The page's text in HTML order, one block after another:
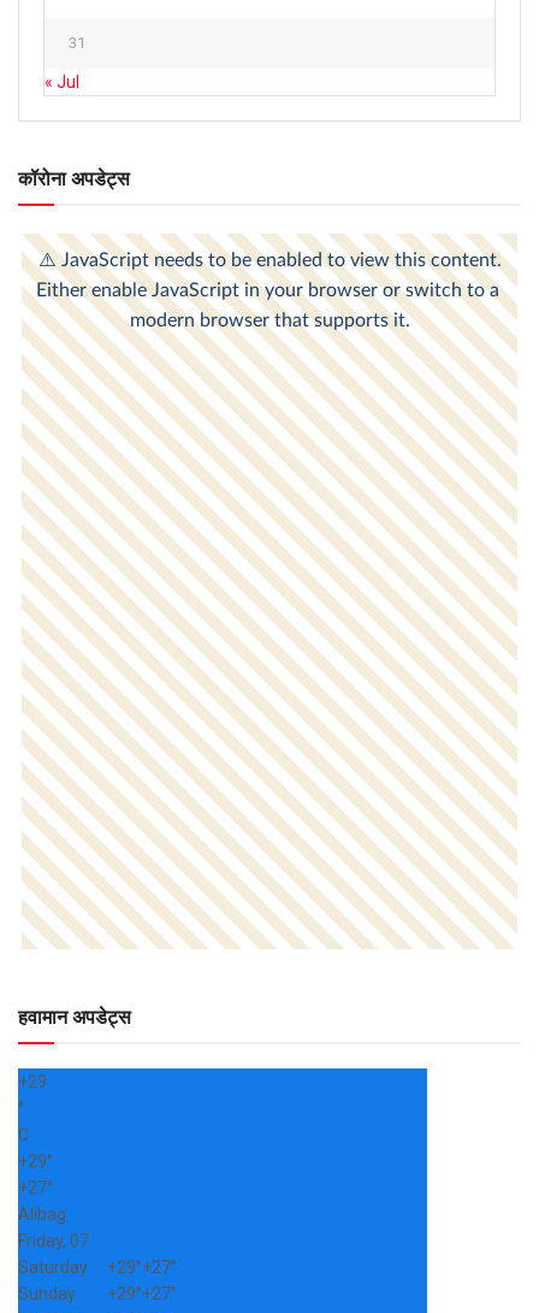
31
« Jul
कॉरोना अपडेट्स
हवामान अपडेट्स
+29
°
C
+29°
+27°
Alibag
Friday, 07
Saturday
+29°+27°
Sunday
+29°+27°